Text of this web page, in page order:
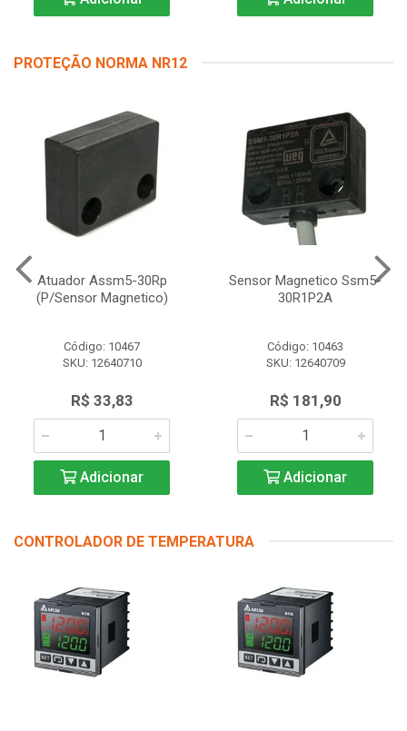
PROTEÇÃO NORMA NR12
Atuador Assm5-30Rp
(P/Sensor Magnetico)
Código: 10467
SKU: 12640710
R$ 33,83
Adicionar
Sensor Magnetico Ssm5-
30R1P2A
Código: 10463
SKU: 12640709
R$ 181,90
Adicionar
CONTROLADOR DE TEMPERATURA